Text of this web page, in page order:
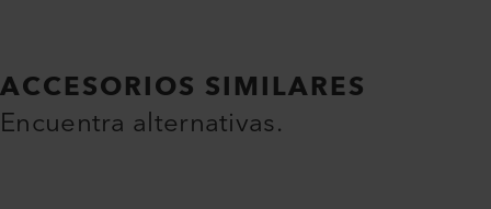
ACCESORIOS SIMILARES
Encuentra alternativas.